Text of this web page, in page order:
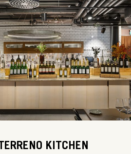
TERRENO KITCHEN